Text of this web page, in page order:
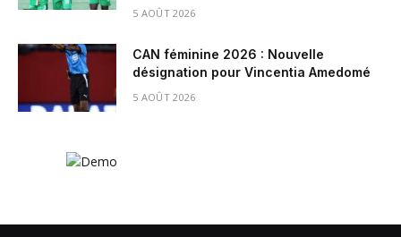
5 AOÛT 2026
CAN féminine 2026 : Nouvelle
désignation pour Vincentia Amedomé
5 AOÛT 2026